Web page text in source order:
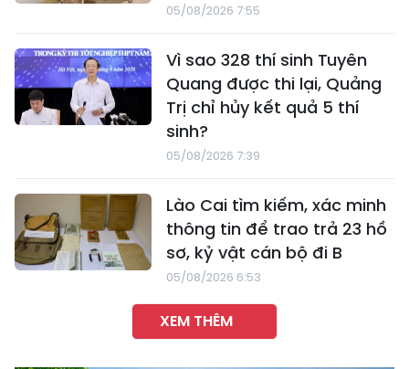
05/08/2026 7:55
Vì sao 328 thí sinh Tuyên
Quang được thi lại, Quảng
Trị chỉ hủy kết quả 5 thí
sinh?
05/08/2026 7:39
Lào Cai tìm kiếm, xác minh
thông tin để trao trả 23 hồ
sơ, kỷ vật cán bộ đi B
05/08/2026 6:53
XEM THÊM